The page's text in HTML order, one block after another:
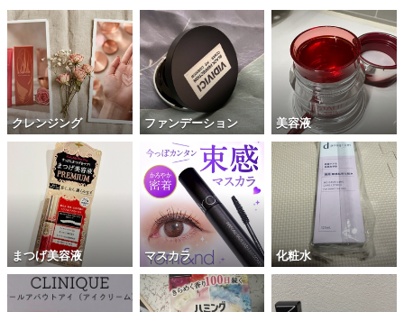
クレンジング ファンデーション 美容液
まつげ美容液 マスカラ 化粧水